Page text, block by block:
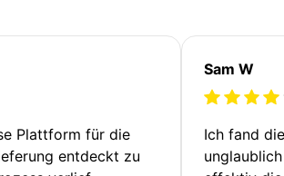
Plattform für die
entdeckt zu
Sam W
Ich fand